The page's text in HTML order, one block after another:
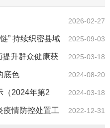
2026-02-27
2025-09-03
” 持续织密县域
2025-03-18
提升群众健康获
2024-08-20
底色
2024-03-18
（2024年第2
2022-12-31
疫情防控处置工